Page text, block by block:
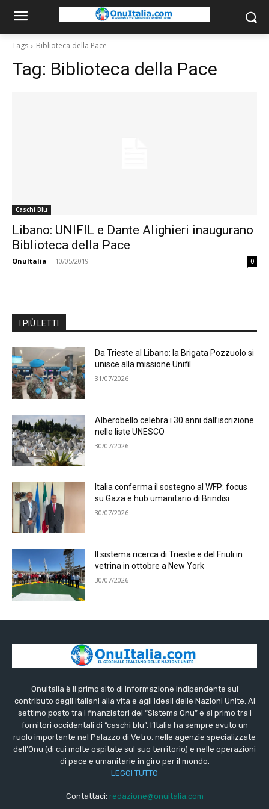
Tags Biblioteca della Pace
Tag: Biblioteca della Pace
Caschi Blu
Libano: UNIFIL e Dante Alighieri inaugurano
Biblioteca della Pace
OnuItalia - 10/05/2019 0
I PIÙ LETTI
Da Trieste al Libano: la Brigata Pozzuolo si
unisce alla missione Unifil
31/07/2026
Alberobello celebra i 30 anni dall’iscrizione
nelle liste UNESCO
30/07/2026
Italia conferma il sostegno al WFP: focus
su Gaza e hub umanitario di Brindisi
30/07/2026
Il sistema ricerca di Trieste e del Friuli in
vetrina in ottobre a New York
30/07/2026
OnuItalia è il primo sito di informazione indipendente sul
contributo degli italiani alla vita e agli ideali delle Nazioni Unite. Al
settimo posto tra i finanziatori del “Sistema Onu” e al primo tra i
fornitori occidentali di “caschi blu”, l’Italia ha sempre avuto un
ruolo importante nel Palazzo di Vetro, nelle agenzie specializzate
dell’Onu (di cui molte ospitate sul suo territorio) e nelle operazioni
di pace e umanitarie in giro per il mondo.
LEGGI TUTTO
Contattaci: redazione@onuitalia.com